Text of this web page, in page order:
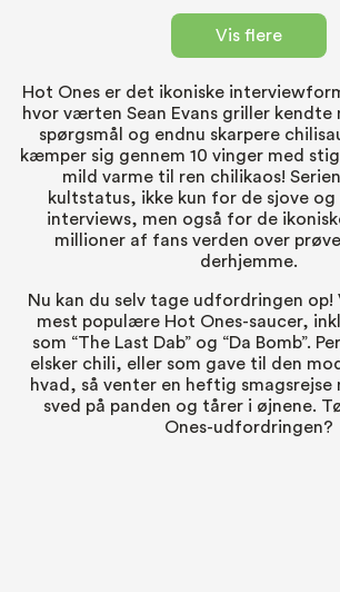
Vis flere
Hot Ones er det ikoniske
hvor værten Sean Evans griller kendte
spørgsmål og endnu skarpere
kæmper sig gennem 10 vinger med
mild varme til ren chilikaos!
kultstatus, ikke kun for de sjove og
interviews, men også for de
millioner af fans verden over
derhjemme.
Nu kan du selv tage udfordringen op!
mest populære Hot Ones-saucer,
som “The Last Dab” og “Da Bomb”.
elsker chili, eller som gave til den
hvad, så venter en heftig
sved på panden og tårer i øjnene.
Ones-udfordringen?